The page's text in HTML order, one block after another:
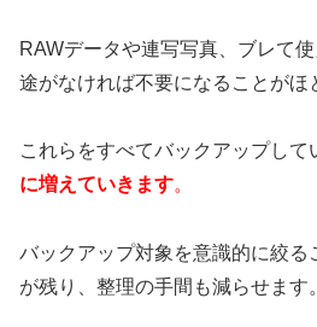
RAWデータや連写写真、ブレて
途がなければ不要になることがほ
これらをすべてバックアップして
に増えていきます。
バックアップ対象を意識的に絞る
が残り、整理の手間も減らせます。